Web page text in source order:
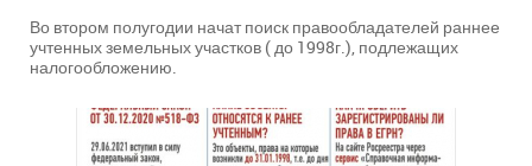
Во втором полугодии начат поиск правообладателей раннее
учтенных земельных участков ( до 1998г.), подлежащих
налогообложению.